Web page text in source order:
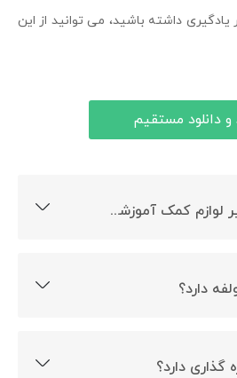
داشته باشید، می توانید از این
و دانلود مستقیم
پرسشنامه بررسی تاثیر لوازم کمک آموزشی بر پیشرفت تحصیلی چیست؟
دارد؟
گذاری دارد؟